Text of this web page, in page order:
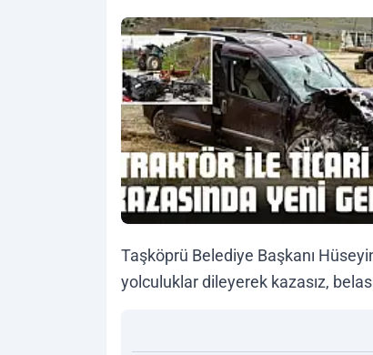
Taşköprü Belediye Başkanı
yolculuklar dileyerek kazasız,